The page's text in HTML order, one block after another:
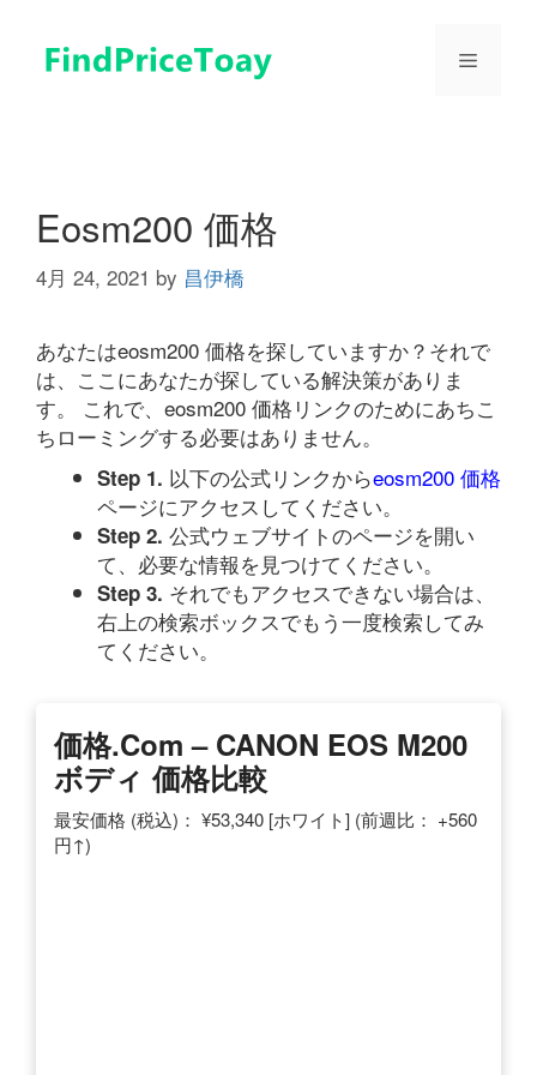
メ
Eosm200 価格
4月 24, 2021 by 昌伊橋
あなたはeosm200 価格を探していますか？それで
は、ここにあなたが探している解決策がありま
す。 これで、eosm200 価格リンクのためにあちこ
ちローミングする必要はありません。
Step 1. 以下の公式リンクからeosm200 価格
ページにアクセスしてください。
Step 2. 公式ウェブサイトのページを開い
て、必要な情報を見つけてください。
Step 3. それでもアクセスできない場合は、
右上の検索ボックスでもう一度検索してみ
てください。
価格.com – CANON EOS M200
ボディ 価格比較
最安価格 (税込)： ¥53,340 [ホワイト] (前週比： +560
円↑)